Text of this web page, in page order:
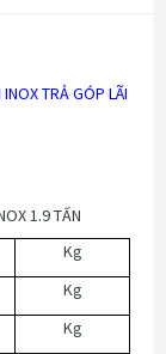
TRẢ GÓP LÃI
1.9 TẤN
Kg
Kg
Kg